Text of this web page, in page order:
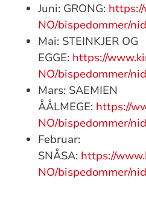
Juni: GRONG:
NO/bispedommer/
Mai: STEINKJER OG
EGGE: https://
NO/bispedommer/
Mars: SAEMIEN
ÅÅLMEGE: https://
NO/bispedommer/
Februar:
SNÅSA: https://
NO/bispedommer/